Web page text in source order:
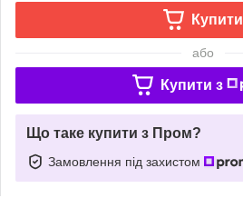
Купити
або
Купити з
Що таке купити з Пром?
Замовлення під захистом